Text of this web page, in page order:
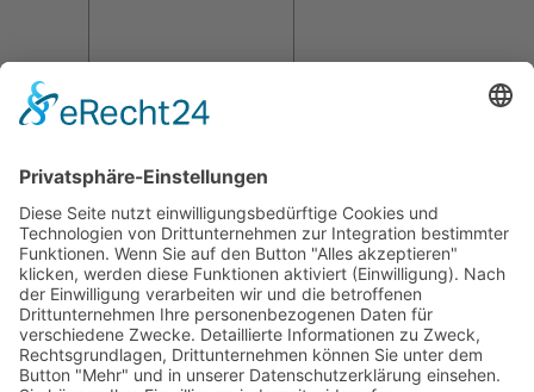
Datenschutzzustimmung
Abschicken
Kontakt
Möbel Wiemer GmbH & Co. KG
Martin-Opitz-Straße 2
59494 Soest
Telefon:02921 9670-0